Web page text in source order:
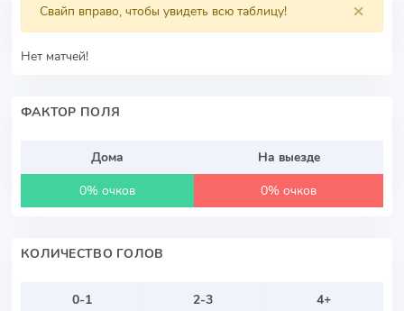
×
Свайп вправо, чтобы увидеть всю таблицу!
Нет матчей!
ФАКТОР ПОЛЯ
Дома
На выезде
0% очков
0% очков
КОЛИЧЕСТВО ГОЛОВ
0-1 2-3
4+